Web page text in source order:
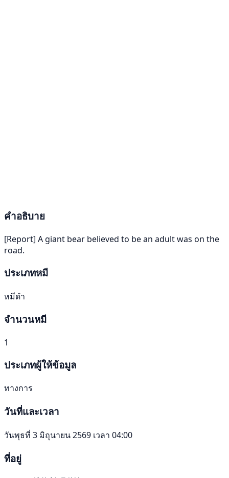
คำอธิบาย
[Report] A giant bear believed to be an adult was on the
road.
ประเภทหมี
หมีดำ
จำนวนหมี
1
ประเภทผู้ให้ข้อมูล
ทางการ
วันที่และเวลา
วันพุธที่ 3 มิถุนายน 2569 เวลา 04:00
ที่อยู่